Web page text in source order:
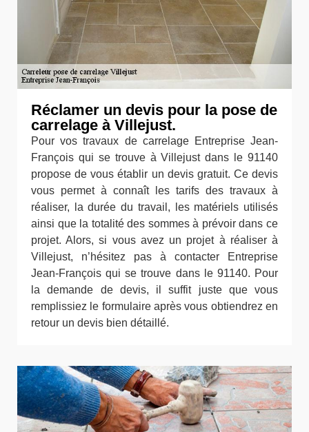
Réclamer un devis pour la pose de
carrelage à Villejust.
Pour vos travaux de carrelage Entreprise Jean-
François qui se trouve à Villejust dans le 91140
propose de vous établir un devis gratuit. Ce devis
vous permet à connaît les tarifs des travaux à
réaliser, la durée du travail, les matériels utilisés
ainsi que la totalité des sommes à prévoir dans ce
projet. Alors, si vous avez un projet à réaliser à
Villejust, n’hésitez pas à contacter Entreprise
Jean-François qui se trouve dans le 91140. Pour
la demande de devis, il suffit juste que vous
remplissiez le formulaire après vous obtiendrez en
retour un devis bien détaillé.